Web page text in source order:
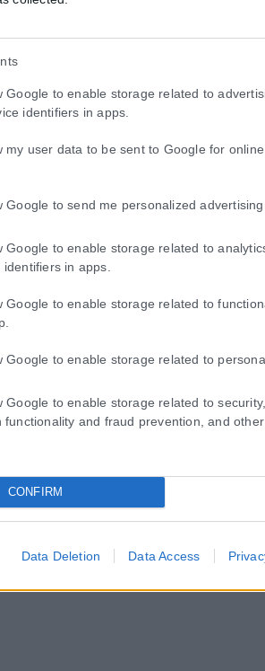
Google to enable storage related to
identifiers in apps.
my user data to be sent to Google for
Google to send me personalized advertising.
Google to enable storage related to
in apps.
Google to enable storage related to
Google to enable storage related to
Google to enable storage related to
functionality and fraud prevention, and other
CONFIRM
Data Deletion Data Access
σκουπίδια – «Θα γέμιζαν
Αγγλία σε μόλις έναν χρόνο θα
το drone, σύμφωνα με τη
την αναφερθείσα επίθεση drone